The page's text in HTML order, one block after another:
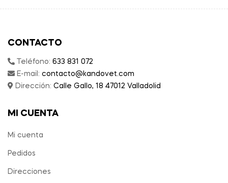
CONTACTO
Teléfono: 633 831 072
E-mail: contacto@kandovet.com
Dirección: Calle Gallo, 18 47012 Valladolid
MI CUENTA
Mi cuenta
Pedidos
Direcciones